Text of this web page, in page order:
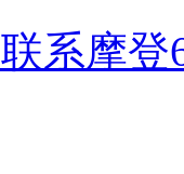
联系摩登